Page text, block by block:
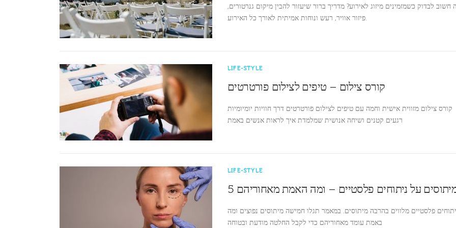
חשוב לבדוק כשמזמינים מיזוג לאירוע? מדריך ברור שיעזור להבין מיקום גנרטורים,
פיזור אוויר, רעש ונוחות אמיתית לאורך כל האירוע.
LIFE-STYLE
קורס צילום – טיפים לצילום פורטרטים
קורס צילום מזווית אישית וחמה עם טיפים לצילום פורטרטים דרך חוויות יומיומיות
רגעים קטנים ושיחה אנושית שמלמדת איך לראות אנשים באמת
LIFE-STYLE
מיתוסים על ניתוחים פלסטיים – ומה האמת מאחוריהם
פלסטיים מלווים בהרבה מיתוסים. במאמר תגלו חמישה מיתוסים נפוצים ומה
באמת עומד מאחוריהם כדי לקבל החלטה מודעת ובטוחה